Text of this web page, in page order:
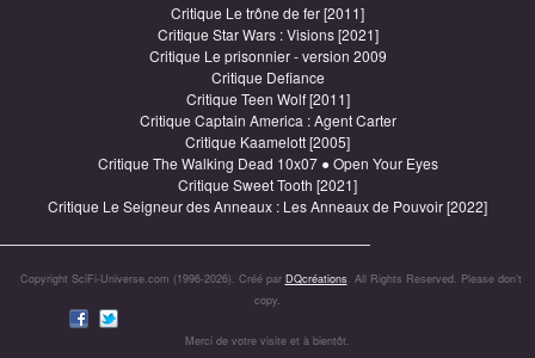
Critique Le trône de fer [2011]
Critique Star Wars : Visions [2021]
Critique Le prisonnier - version 2009
Critique Defiance
Critique Teen Wolf [2011]
Critique Captain America : Agent Carter
Critique Kaamelott [2005]
Critique The Walking Dead 10x07 ● Open Your Eyes
Critique Sweet Tooth [2021]
Critique Le Seigneur des Anneaux : Les Anneaux de Pouvoir [2022]
Copyright SciFi-Universe.com (1996-2026). Créé par DQcréations . All Rights Reserved. Please don’t
copy.
Merci de votre visite et à bientôt.